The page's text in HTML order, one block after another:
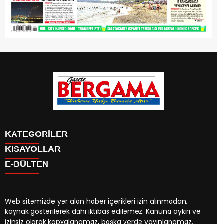
KATEGORİLER
CANLI YAYIN
BURÇLAR
CANLI SONUÇLAR
HAVA DURUMU
CANLI TV
KISAYOLLAR
Menü seçimi yapın. WP-ADMIN → Görünüm → Menüler
sayfasından menü eşleştirmesi yapınız.
E-BÜLTEN
gazetebergama.com.tre-bültenine abone olarak,
Web sitemizde yer alan haber içerikleri izin alınmadan,
kaynak gösterilerek dahi iktibas edilemez. Kanuna aykırı ve
izinsiz olarak kopyalanamaz, başka yerde yayınlanamaz.